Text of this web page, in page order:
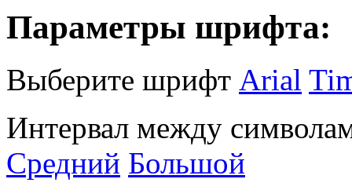
Параметры шрифта:
Выберите шрифт Arial
Интервал между
Средний Большой